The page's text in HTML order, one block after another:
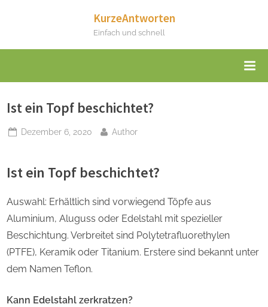
KurzeAntworten
Einfach und schnell
Ist ein Topf beschichtet?
Posted
Dezember 6, 2020 By
Author
Ist ein Topf beschichtet?
Auswahl: Erhältlich sind vorwiegend Töpfe aus
Aluminium, Aluguss oder Edelstahl mit spezieller
Beschichtung. Verbreitet sind Polytetrafluorethylen
(PTFE), Keramik oder Titanium. Erstere sind bekannt unter
dem Namen Teflon.
Kann Edelstahl zerkratzen?